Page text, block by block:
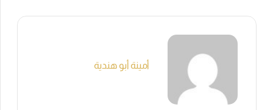
أمينة أبو هندية